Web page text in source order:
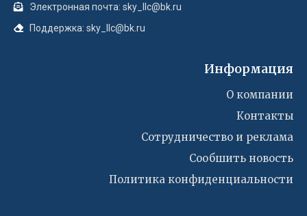
Электронная почта: sky_llc@bk.ru
Поддержка: sky_llc@bk.ru
Информация
О компании
Контакты
Сотрудничество и реклама
Сообшить новость
Политика конфиденциальности